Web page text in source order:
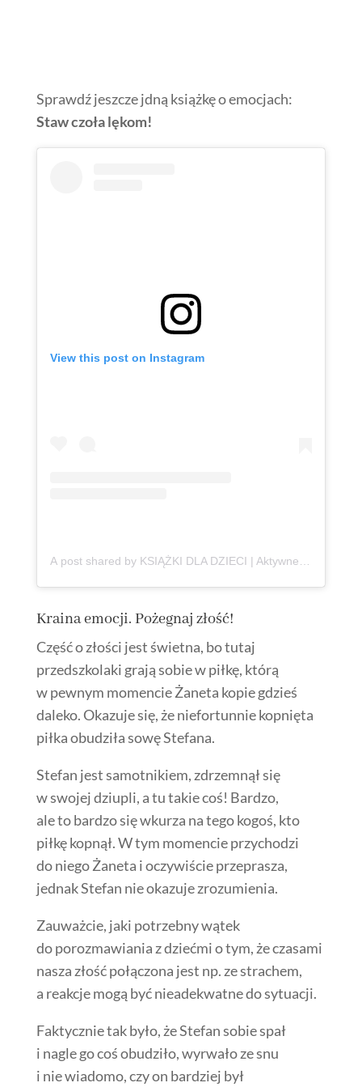
Sprawdź jeszcze jdną książkę o emocjach:
Staw czoła lękom!
View this post on Instagram
A post shared by KSIĄŻKI DLA DZIECI | Aktywne Czytanie | Anna Jankowska (@ksiazki_aktywneczytanie)
Kraina emocji. Pożegnaj złość!
Część o złości jest świetna, bo tutaj
przedszkolaki grają sobie w piłkę, którą
w pewnym momencie Żaneta kopie gdzieś
daleko. Okazuje się, że niefortunnie kopnięta
piłka obudziła sowę Stefana.
Stefan jest samotnikiem, zdrzemnął się
w swojej dziupli, a tu takie coś! Bardzo,
ale to bardzo się wkurza na tego kogoś, kto
piłkę kopnął. W tym momencie przychodzi
do niego Żaneta i oczywiście przeprasza,
jednak Stefan nie okazuje zrozumienia.
Zauważcie, jaki potrzebny wątek
do porozmawiania z dziećmi o tym, że czasami
nasza złość połączona jest np. ze strachem,
a reakcje mogą być nieadekwatne do sytuacji.
Faktycznie tak było, że Stefan sobie spał
i nagle go coś obudziło, wyrwało ze snu
i nie wiadomo, czy on bardziej był